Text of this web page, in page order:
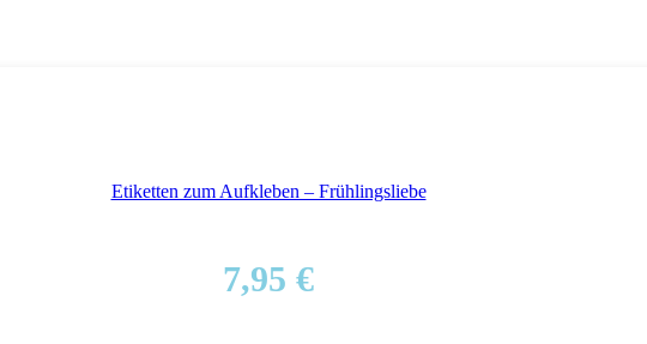
Etiketten zum Aufkleben – Frühlingsliebe
7,95 €